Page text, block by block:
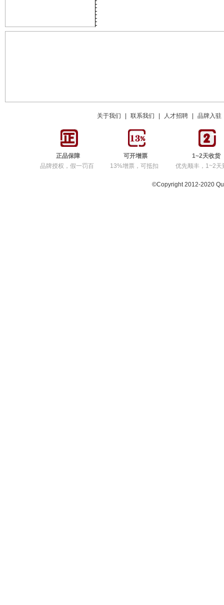
关于我们 联系我们 人才招聘 品牌入驻
正品保障
品牌授权，假一罚百
可开增票
13%增票，可抵扣
1~2天收货
优先顺丰，1~2天
©Copyright 2012-2020